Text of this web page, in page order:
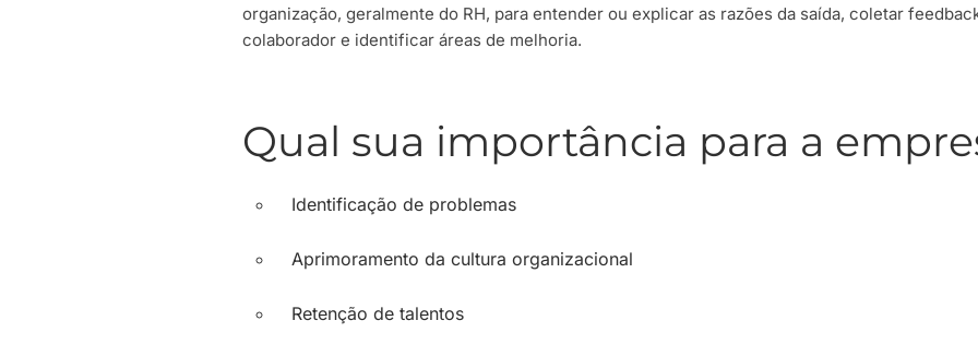
organização, geralmente do RH, para entender ou explicar as razões da saída, coletar
colaborador e identificar áreas de melhoria.
Qual sua importância para a
Identificação de problemas
Aprimoramento da cultura organizacional
Retenção de talentos